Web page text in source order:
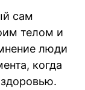
сам
телом и
люди
когда